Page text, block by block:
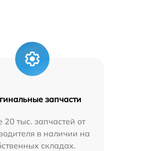
запчасти
20 тыс. запчастей от
в наличии на
складах.